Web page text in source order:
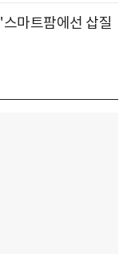
마트팜에선 삽질